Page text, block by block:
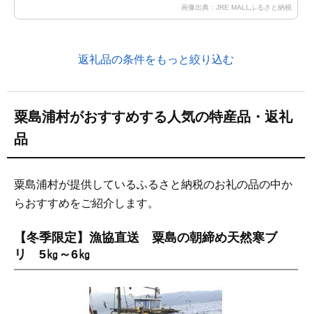
画像出典：JRE MALLふるさと納税
返礼品の条件をもっと絞り込む
粟島浦村がおすすめする人気の特産品・返礼
品
粟島浦村が提供しているふるさと納税のお礼の品の中か
らおすすめをご紹介します。
【冬季限定】漁協直送 粟島の朝締め天然寒ブ
リ 5㎏～6㎏